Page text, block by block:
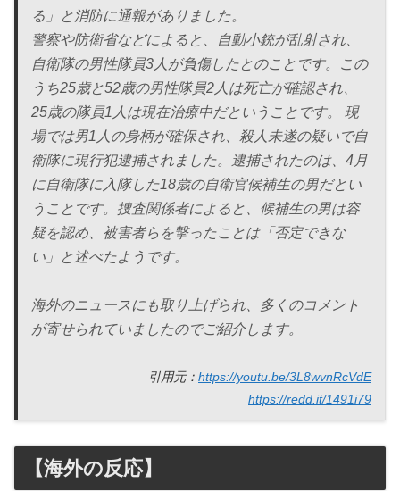
る」と消防に通報がありました。
警察や防衛省などによると、自動小銃が乱射され、
自衛隊の男性隊員3人が負傷したとのことです。この
うち25歳と52歳の男性隊員2人は死亡が確認され、
25歳の隊員1人は現在治療中だということです。 現
場では男1人の身柄が確保され、殺人未遂の疑いで自
衛隊に現行犯逮捕されました。逮捕されたのは、4月
に自衛隊に入隊した18歳の自衛官候補生の男だとい
うことです。捜査関係者によると、候補生の男は容
疑を認め、被害者らを撃ったことは「否定できな
い」と述べたようです。
海外のニュースにも取り上げられ、多くのコメント
が寄せられていましたのでご紹介します。
引用元： https://youtu.be/3L8wvnRcVdE
https://redd.it/1491i79
【海外の反応】